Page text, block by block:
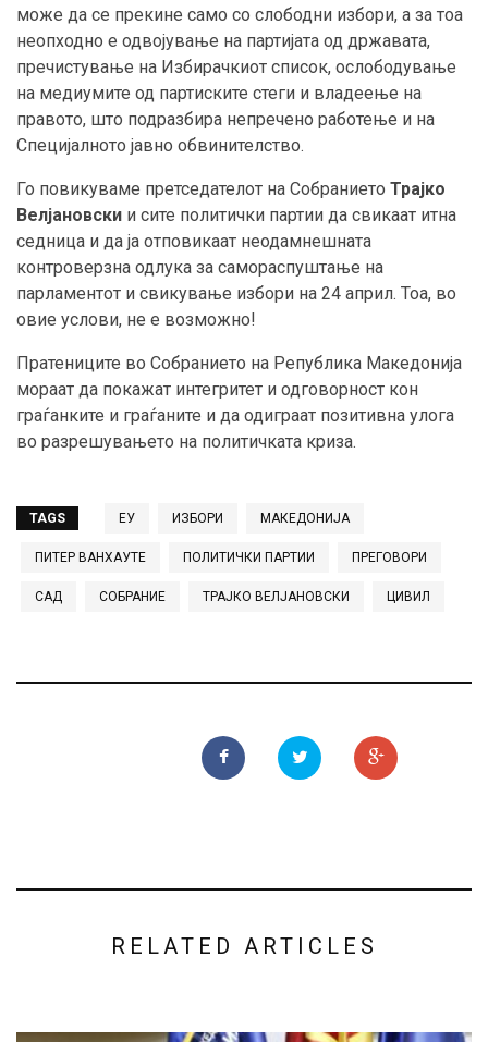
може да се прекине само со слободни избори, а за тоа
неопходно е одвојување на партијата од државата,
пречистување на Избирачкиот список, ослободување
на медиумите од партиските стеги и владеење на
правото, што подразбира непречено работење и на
Специјалното јавно обвинителство.
Го повикуваме претседателот на Собранието Трајко
Велјановски и сите политички партии да свикаат итна
седница и да ја отповикаат неодамнешната
контроверзна одлука за самораспуштање на
парламентот и свикување избори на 24 април. Тоа, во
овие услови, не е возможно!
Пратениците во Собранието на Република Македонија
мораат да покажат интегритет и одговорност кон
граѓанките и граѓаните и да одиграат позитивна улога
во разрешувањето на политичката криза.
TAGS ЕУ ИЗБОРИ МАКЕДОНИЈА
ПИТЕР ВАНХАУТЕ ПОЛИТИЧКИ ПАРТИИ ПРЕГОВОРИ
САД СОБРАНИЕ ТРАЈКО ВЕЛЈАНОВСКИ ЦИВИЛ
RELATED ARTICLES